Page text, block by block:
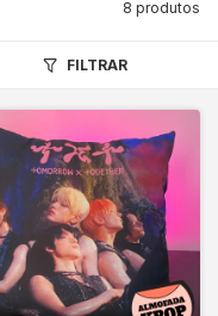
8 produtos
FILTRAR